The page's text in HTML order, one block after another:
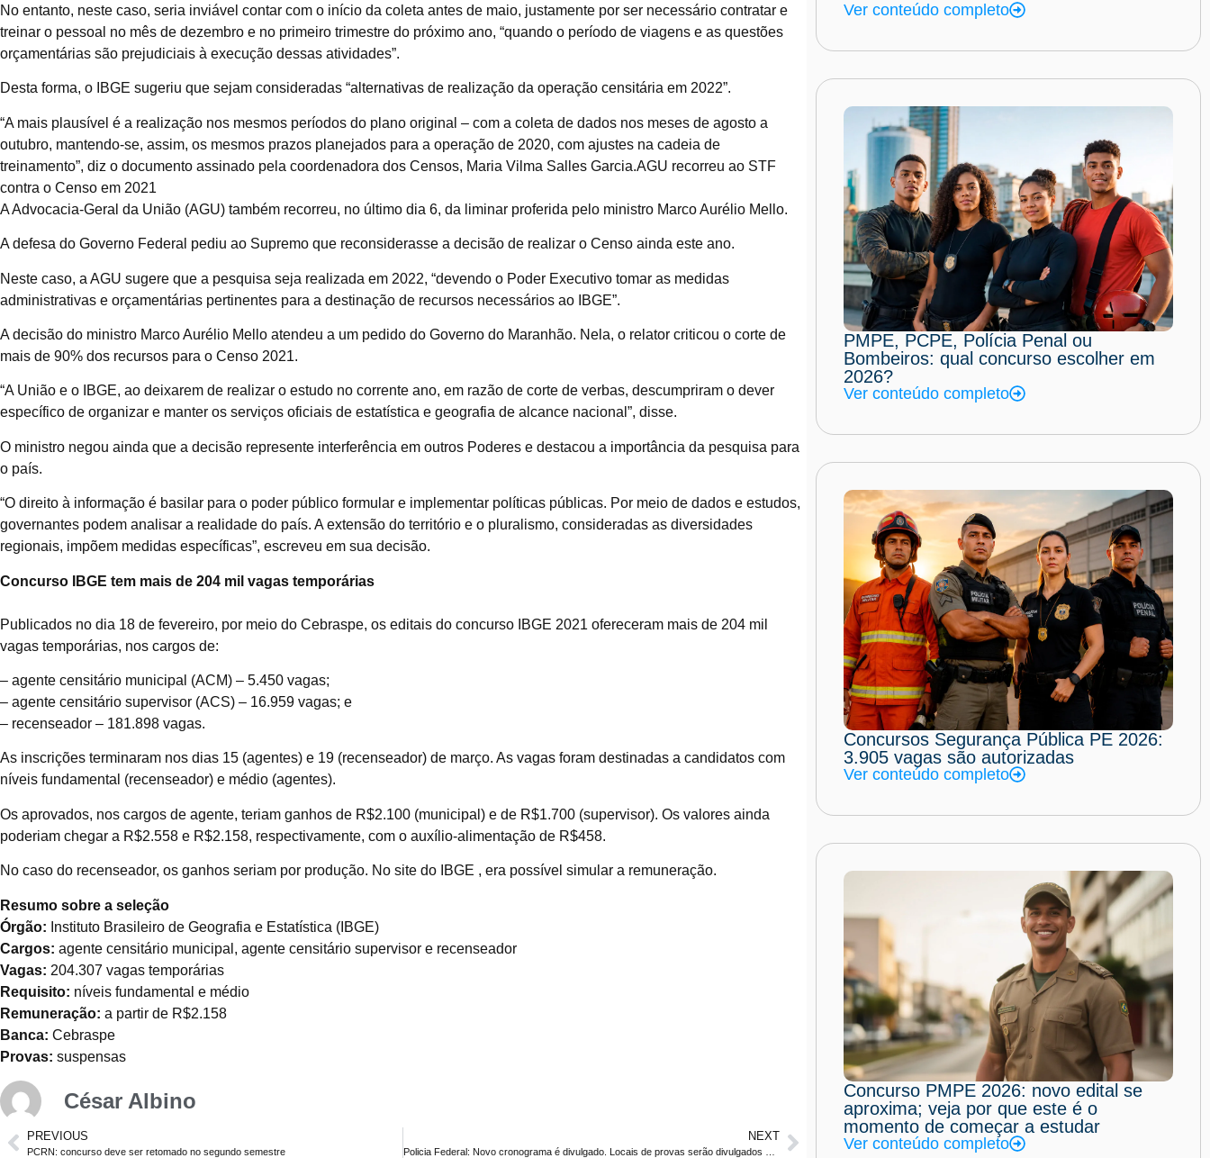
No entanto, neste caso, seria inviável contar com o início da coleta antes de maio, justamente por ser necessário contratar e
treinar o pessoal no mês de dezembro e no primeiro trimestre do próximo ano, “quando o período de viagens e as questões
orçamentárias são prejudiciais à execução dessas atividades”.
Desta forma, o IBGE sugeriu que sejam consideradas “alternativas de realização da operação censitária em 2022”.
“A mais plausível é a realização nos mesmos períodos do plano original – com a coleta de dados nos meses de agosto a
outubro, mantendo-se, assim, os mesmos prazos planejados para a operação de 2020, com ajustes na cadeia de
treinamento”, diz o documento assinado pela coordenadora dos Censos, Maria Vilma Salles Garcia.AGU recorreu ao STF
contra o Censo em 2021
A Advocacia-Geral da União (AGU) também recorreu, no último dia 6, da liminar proferida pelo ministro Marco Aurélio Mello.
A defesa do Governo Federal pediu ao Supremo que reconsiderasse a decisão de realizar o Censo ainda este ano.
Neste caso, a AGU sugere que a pesquisa seja realizada em 2022, “devendo o Poder Executivo tomar as medidas
administrativas e orçamentárias pertinentes para a destinação de recursos necessários ao IBGE”.
A decisão do ministro Marco Aurélio Mello atendeu a um pedido do Governo do Maranhão. Nela, o relator criticou o corte de
mais de 90% dos recursos para o Censo 2021.
“A União e o IBGE, ao deixarem de realizar o estudo no corrente ano, em razão de corte de verbas, descumpriram o dever
específico de organizar e manter os serviços oficiais de estatística e geografia de alcance nacional”, disse.
O ministro negou ainda que a decisão represente interferência em outros Poderes e destacou a importância da pesquisa para
o país.
“O direito à informação é basilar para o poder público formular e implementar políticas públicas. Por meio de dados e estudos,
governantes podem analisar a realidade do país. A extensão do território e o pluralismo, consideradas as diversidades
regionais, impõem medidas específicas”, escreveu em sua decisão.
Concurso IBGE tem mais de 204 mil vagas temporárias
Publicados no dia 18 de fevereiro, por meio do Cebraspe, os editais do concurso IBGE 2021 ofereceram mais de 204 mil
vagas temporárias, nos cargos de:
– agente censitário municipal (ACM) – 5.450 vagas;
– agente censitário supervisor (ACS) – 16.959 vagas; e
– recenseador – 181.898 vagas.
As inscrições terminaram nos dias 15 (agentes) e 19 (recenseador) de março. As vagas foram destinadas a candidatos com
níveis fundamental (recenseador) e médio (agentes).
Os aprovados, nos cargos de agente, teriam ganhos de R$2.100 (municipal) e de R$1.700 (supervisor). Os valores ainda
poderiam chegar a R$2.558 e R$2.158, respectivamente, com o auxílio-alimentação de R$458.
No caso do recenseador, os ganhos seriam por produção. No site do IBGE , era possível simular a remuneração.
Resumo sobre a seleção
Órgão: Instituto Brasileiro de Geografia e Estatística (IBGE)
Cargos: agente censitário municipal, agente censitário supervisor e recenseador
Vagas: 204.307 vagas temporárias
Requisito: níveis fundamental e médio
Remuneração: a partir de R$2.158
Banca: Cebraspe
Provas: suspensas
César Albino
PREVIOUS
PCRN: concurso deve ser retomado no segundo semestre
NEXT
Ver conteúdo completo
PMPE, PCPE, Polícia Penal ou
Bombeiros: qual concurso escolher em
2026?
Ver conteúdo completo
Concursos Segurança Pública PE 2026:
3.905 vagas são autorizadas
Ver conteúdo completo
Concurso PMPE 2026: novo edital se
aproxima; veja por que este é o
momento de começar a estudar
Ver conteúdo completo